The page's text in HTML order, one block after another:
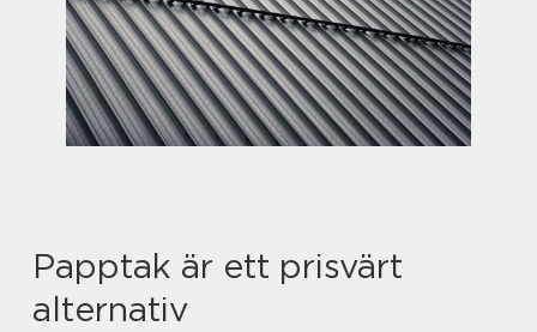
Papptak är ett prisvärt
alternativ